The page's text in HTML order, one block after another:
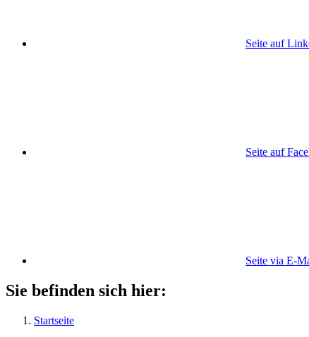
Seite auf
Seite auf
Seite via E-
Sie befinden sich hier:
Startseite